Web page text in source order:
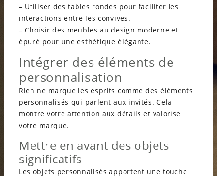
– Utiliser des tables rondes pour faciliter les
interactions entre les convives.
– Choisir des meubles au design moderne et
épuré pour une esthétique élégante.
Intégrer des éléments de
personnalisation
Rien ne marque les esprits comme des éléments
personnalisés qui parlent aux invités. Cela
montre votre attention aux détails et valorise
votre marque.
Mettre en avant des objets
significatifs
Les objets personnalisés apportent une touche